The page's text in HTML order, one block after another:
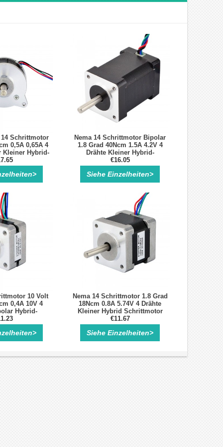
14 Schrittmotor
0,5A 0,65A 4
Kleiner Hybrid-
Nema 14 Schrittmotor Bipolar
1.8 Grad 40Ncm 1.5A 4.2V 4
Drähte Kleiner Hybrid-
Schrittmotor
€16.05
Siehe Einzelheiten>
10 Volt
0,4A 10V 4
Hybrid-
Nema 14 Schrittmotor 1.8 Grad
18Ncm 0.8A 5.74V 4 Drähte
Kleiner Hybrid Schrittmotor
€11.67
Siehe Einzelheiten>